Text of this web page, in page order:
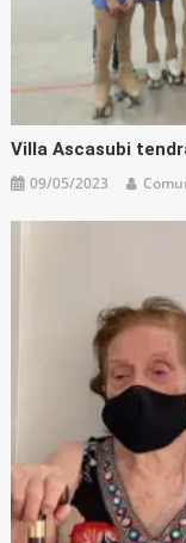
Villa Ascasubi
09/05/2023